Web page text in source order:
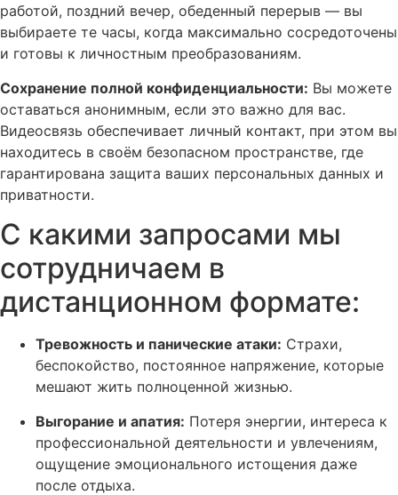
работой, поздний вечер, обеденный перерыв — вы
выбираете те часы, когда максимально сосредоточены
и готовы к личностным преобразованиям.
Сохранение полной конфиденциальности: Вы можете
оставаться анонимным, если это важно для вас.
Видеосвязь обеспечивает личный контакт, при этом вы
находитесь в своём безопасном пространстве, где
гарантирована защита ваших персональных данных и
приватности.
С какими запросами мы
сотрудничаем в
дистанционном формате:
Тревожность и панические атаки: Страхи,
беспокойство, постоянное напряжение, которые
мешают жить полноценной жизнью.
Выгорание и апатия: Потеря энергии, интереса к
профессиональной деятельности и увлечениям,
ощущение эмоционального истощения даже
после отдыха.